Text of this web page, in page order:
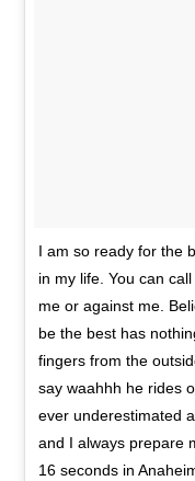
I am so ready for the
in my life. You can
me or against me.
be the best has
fingers from the
say waahhh he rides
ever underestimated
and I always prepare
16 seconds in